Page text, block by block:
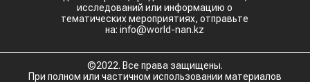
исследований или информацию о
тематических мероприятиях, отправьте
на: info@world-nan.kz
©2022. Все права защищены.
При полном или частичном использовании материалов